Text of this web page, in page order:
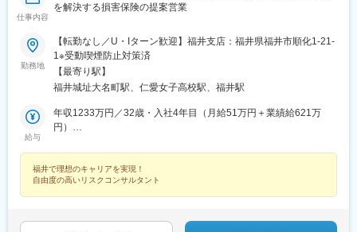
仕事内容
を解決する損害保険の提案営業
勤務地
【転勤なし／U・Iターン歓迎】福井支店：福井県福井市順化1-21-
1※受動喫煙防止対策済
【最寄り駅】
福井城址大名町駅、仁愛女子高校駅、福井駅
給与
年収1233万円／32歳・入社4年目（月給51万円＋業績給621万
円）
福井で理想のキャリアを実現！
自由度の高いリスクコンサルタント